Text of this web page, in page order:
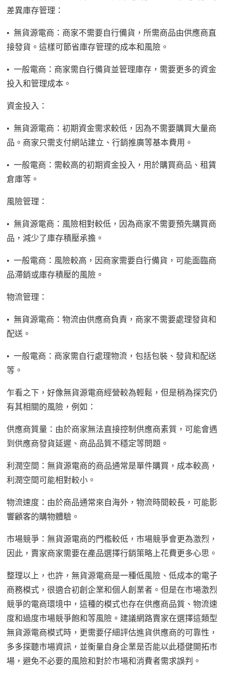
差異庫存管理：
• 無貨源電商：商家不需要自行備貨，所需商品由供應商直
接發貨。這樣可節省庫存管理的成本和風險。
• 一般電商：商家需自行備貨並管理庫存，需要更多的資金
投入和管理成本。
資金投入：
• 無貨源電商：初期資金需求較低，因為不需要購買大量商
品。商家只需支付網站建立、行銷推廣等基本費用。
• 一般電商：需較高的初期資金投入，用於購買商品、租賃
倉庫等。
風險管理：
• 無貨源電商：風險相對較低，因為商家不需要預先購買商
品，減少了庫存積壓承擔。
• 一般電商：風險較高，因商家需要自行備貨，可能面臨商
品滯銷或庫存積壓的風險。
物流管理：
• 無貨源電商：物流由供應商負責，商家不需要處理發貨和
配送。
• 一般電商：商家需自行處理物流，包括包裝、發貨和配送
等。
乍看之下，好像無貨源電商經營較為輕鬆，但是稍為探究仍
有其相關的風險，例如：
供應商質量：由於商家無法直接控制供應商素質，可能會遇
到供應商發貨延遲、商品品質不穩定等問題。
利潤空間：無貨源電商的商品通常是單件購買，成本較高，
利潤空間可能相對較小。
物流速度：由於商品通常來自海外，物流時間較長，可能影
響顧客的購物體驗。
市場競爭：無貨源電商的門檻較低，市場競爭會更為激烈，
因此，賣家商家需要在產品選擇行銷策略上花費更多心思。
整理以上，也許，無貨源電商是一種低風險、低成本的電子
商務模式，很適合初創企業和個人創業者。但是在市場激烈
競爭的電商環境中，這種的模式也存在供應商品質、物流速
度和過度市場競爭飽和等風險。建議網路賣家在選擇這類型
無貨源電商模式時，更需要仔細評估進貨供應商的可靠性，
多多探聽市場資訊，並衡量自身企業是否能以此穩健開拓市
場，避免不必要的風險和對於市場和消費者需求誤判。